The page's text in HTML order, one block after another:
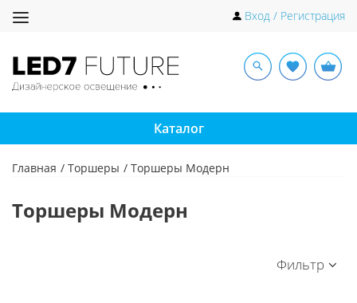
Toggle
Вход / Регистрация
Каталог
Главная Торшеры Торшеры Модерн
Торшеры Модерн
Фильтр